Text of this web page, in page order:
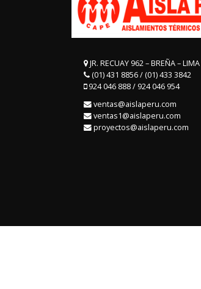
JR. RECUAY 962 – BREÑA –
(01) 431 8856 / (01) 433 3842
924 046 888 / 924 046 954
ventas@aislaperu.com
ventas1@aislaperu.com
proyectos@aislaperu.com